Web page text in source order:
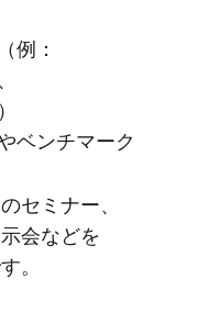
例：
ベンチマーク
セミナー、​
会などを​
。